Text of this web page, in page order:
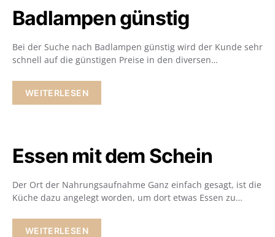
Badlampen günstig
Bei der Suche nach Badlampen günstig wird der Kunde sehr
schnell auf die günstigen Preise in den diversen…
WEITERLESEN
Essen mit dem Schein
Der Ort der Nahrungsaufnahme Ganz einfach gesagt, ist die
Küche dazu angelegt worden, um dort etwas Essen zu…
WEITERLESEN